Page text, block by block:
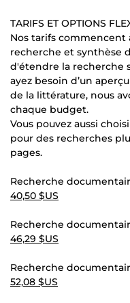
TARIFS ET OPTIONS
Nos tarifs commencent
recherche et synthèse
d'étendre la recherche
ayez besoin d’un
de la littérature, nous
chaque budget.
Vous pouvez aussi
pour des recherches
pages.
Recherche
40,50 $US
Recherche
46,29 $US
Recherche
52,08 $US